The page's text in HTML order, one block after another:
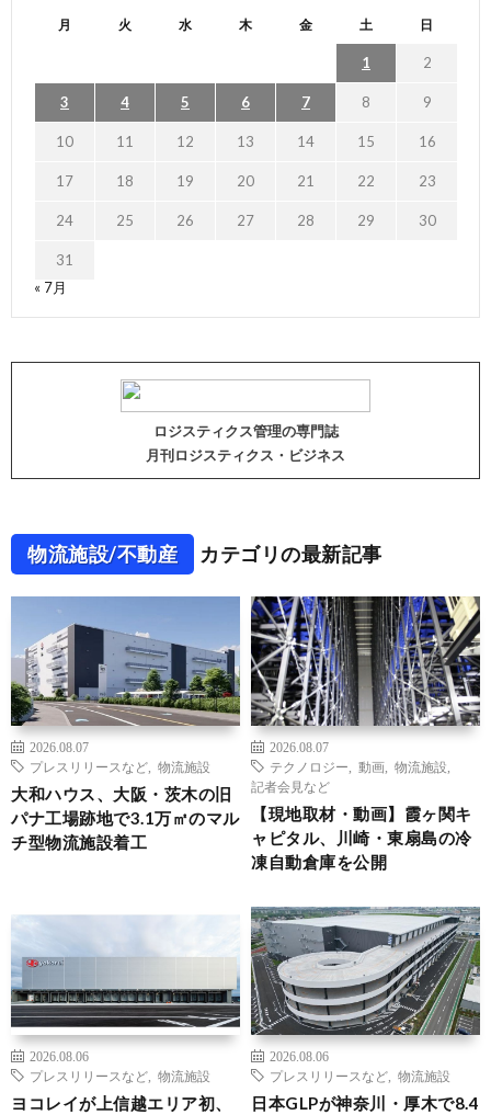
月 火 水 木 金 土 日
1 2
3 4 5 6 7 8 9
10 11 12 13 14 15 16
17 18 19 20 21 22 23
24 25 26 27 28 29 30
31
« 7月
ロジスティクス管理の専門誌
月刊ロジスティクス・ビジネス
物流施設/不動産 カテゴリの最新記事
2026.08.07
プレスリリースなど
物流施設
大和ハウス、大阪・茨木の旧
パナ工場跡地で3.1万㎡のマル
チ型物流施設着工
2026.08.07
テクノロジー
動画 物流施設
記者会見など
【現地取材・動画】霞ヶ関キ
ャピタル、川崎・東扇島の冷
凍自動倉庫を公開
2026.08.06
プレスリリースなど
物流施設
ヨコレイが上信越エリア初、
2026.08.06
プレスリリースなど
物流施設
日本GLPが神奈川・厚木で8.4